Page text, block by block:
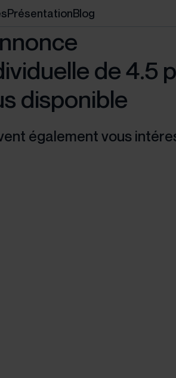
PrésentationBlog
de 4.5
disponible
également vous